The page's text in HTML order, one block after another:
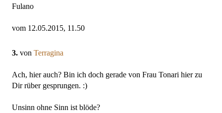
Fulano
vom 12.05.2015, 11.50
3. von Terragina
Ach, hier auch? Bin ich doch gerade von Frau Tonari hier zu
Dir rüber gesprungen. :)
Unsinn ohne Sinn ist blöde?